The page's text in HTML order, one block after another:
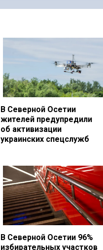
В Северной Осетии
жителей предупредили
об активизации
украинских спецслужб
В Северной Осетии 96%
избирательных участков